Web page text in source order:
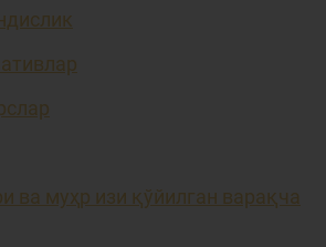
ва муҳр изи қўйилган варақча